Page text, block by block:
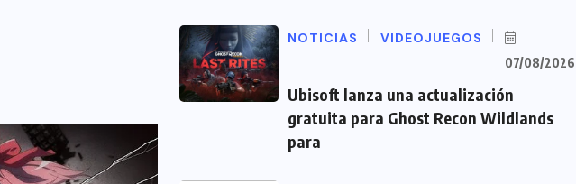
NOTICIAS VIDEOJUEGOS
07/08/2026
Ubisoft lanza una actualización
gratuita para Ghost Recon Wildlands
para